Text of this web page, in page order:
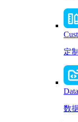
定
数